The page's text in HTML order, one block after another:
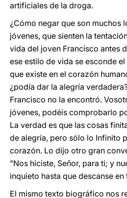
artificiales de la droga.
¿Cómo negar que son muchos
jóvenes, que sienten la
vida del joven Francisco antes
ese estilo de vida se esconde
que existe en el corazón
¿podía dar la alegría
Francisco no la encontró.
jóvenes, podéis comprobarlo
La verdad es que las cosas
de alegría, pero sólo lo Infinito
corazón. Lo dijo otro gran
"Nos hiciste, Señor, para ti; y
inquieto hasta que descanse en
El mismo texto biográfico nos